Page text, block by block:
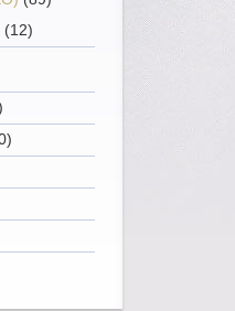
(12)